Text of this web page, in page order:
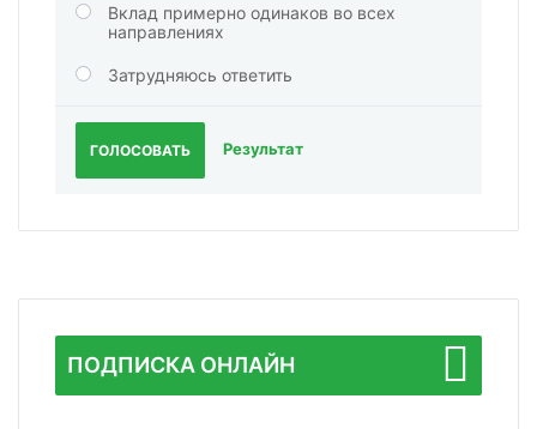
Вклад примерно одинаков во всех
направлениях
Затрудняюсь ответить
ГОЛОСОВАТЬ Результат
ПОДПИСКА ОНЛАЙН